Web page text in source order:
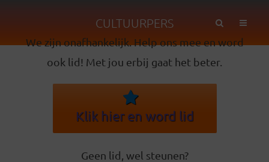
CULTUURPERS
We zijn onafhankelijk. Help ons mee en word
ook lid! Met jou erbij gaat het beter.
Klik hier en word lid
Geen lid, wel steunen?